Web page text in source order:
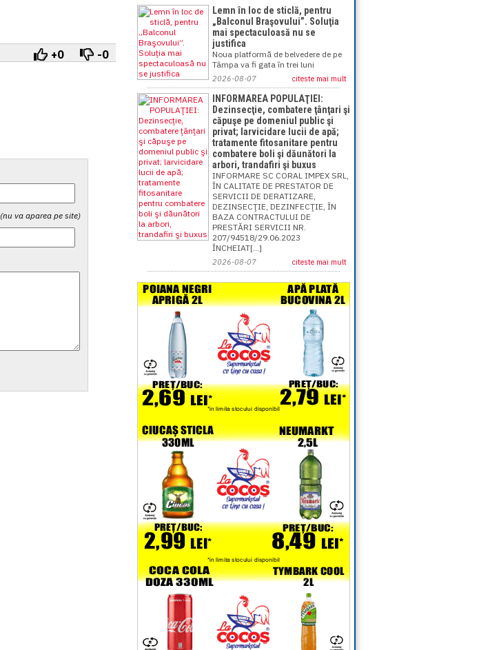
+0 -0
(nu va aparea pe site)
Lemn în loc de sticlă, pentru
„Balconul Braşovului”. Soluţia
mai spectaculoasă nu se
justifica
Noua platformă de belvedere de pe
Tâmpa va fi gata în trei luni
2026-08-07 citeste mai mult
INFORMAREA POPULAŢIEI:
Dezinsecţie, combatere ţânţari şi
căpuşe pe domeniul public şi
privat; larvicidare lucii de apă;
tratamente fitosanitare pentru
combatere boli şi dăunători la
arbori, trandafiri şi buxus
INFORMARE SC CORAL IMPEX SRL,
ÎN CALITATE DE PRESTATOR DE
SERVICII DE DERATIZARE,
DEZINSECŢIE, DEZINFECŢIE, ÎN
BAZA CONTRACTULUI DE
PRESTĂRI SERVICII NR.
207/94518/29.06.2023
ÎNCHEIAT[...]
2026-08-07 citeste mai mult